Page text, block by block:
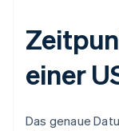
einer
Das genaue